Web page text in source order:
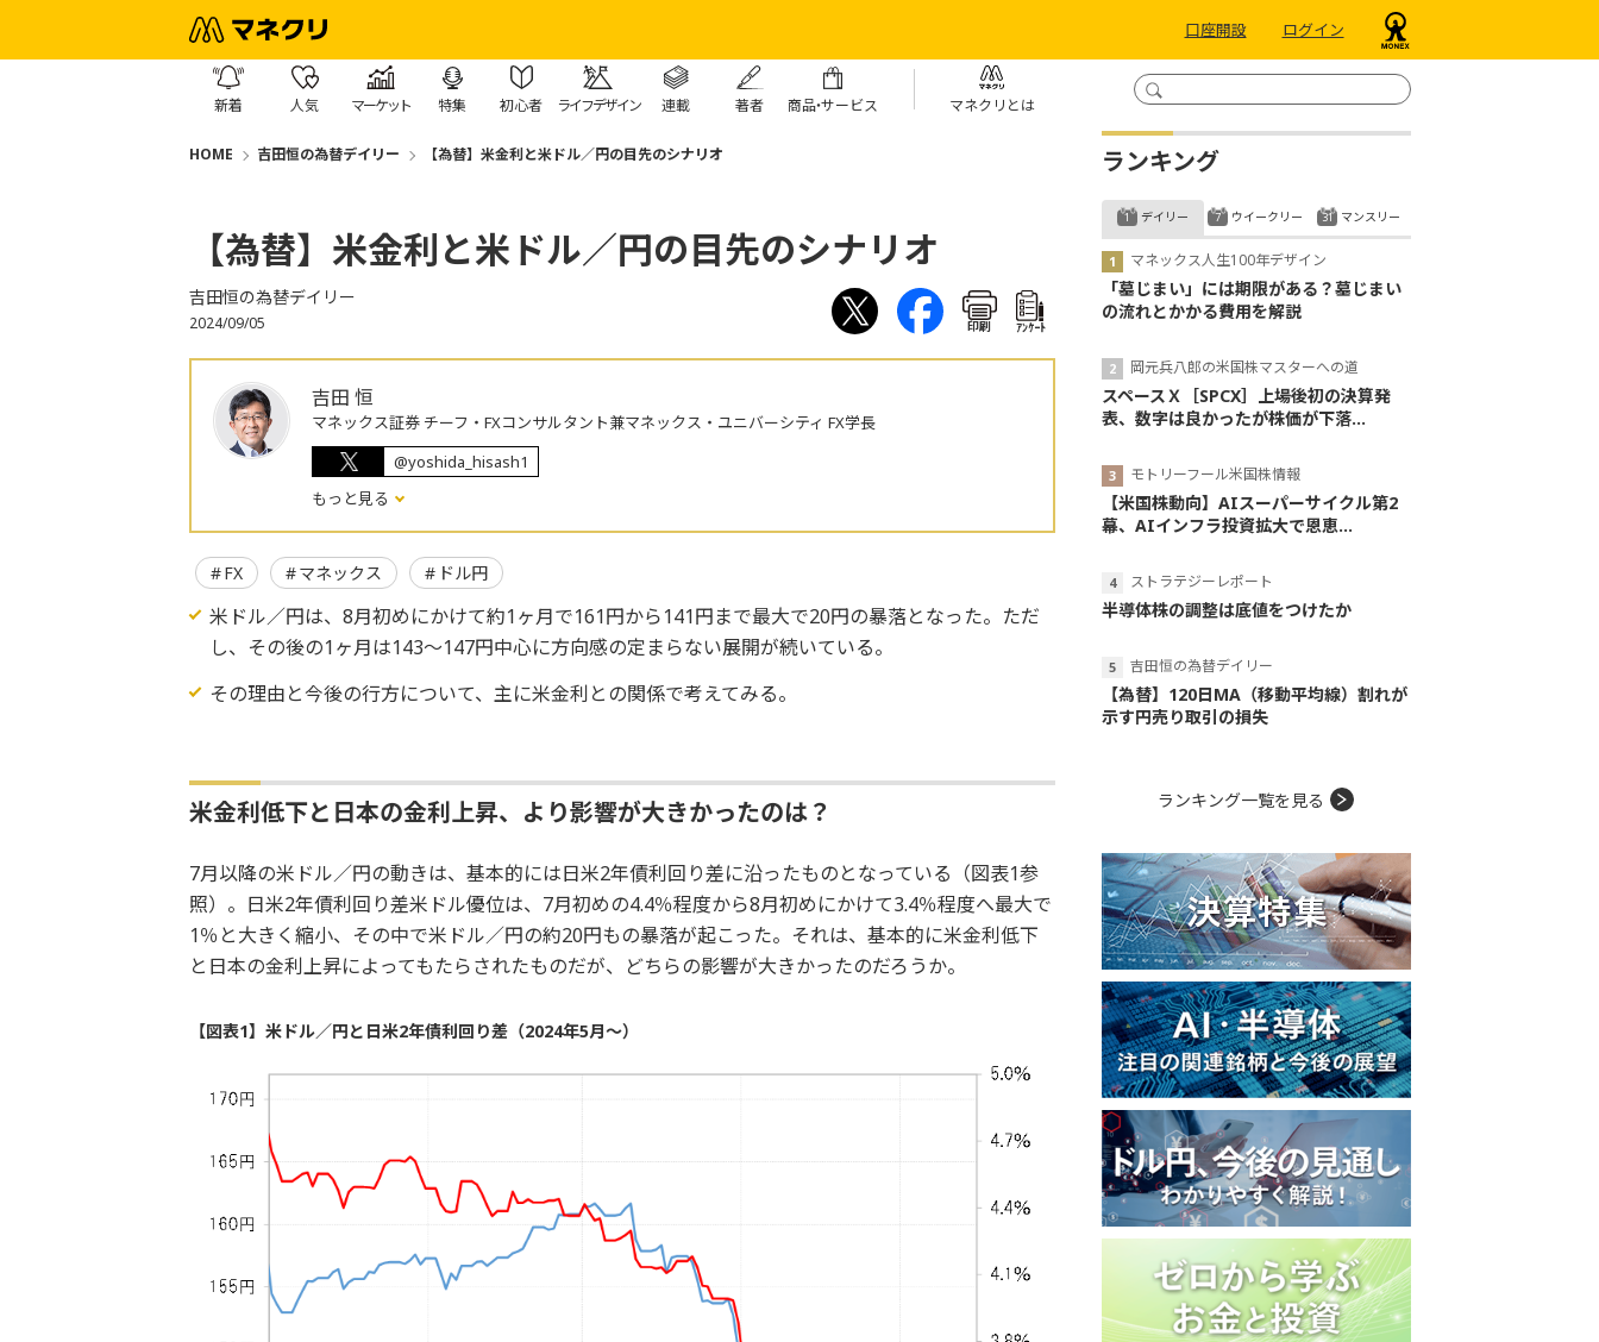
口座開設 ログイン
新着 人気 マーケット 特集 初心者 ライフデザイン 連載 著者 商品・サービス マネクリとは
HOME 吉田恒の為替デイリー 【為替】米金利と米ドル／円の目先のシナリオ
【為替】米金利と米ドル／円の目先のシナリオ
吉田恒の為替デイリー
2024/09/05 印刷 ｱﾝｹｰﾄ
吉田 恒
マネックス証券 チーフ・FXコンサルタント兼マネックス・ユニバーシティ FX学長
@yoshida_hisash1
もっと見る
FX マネックス ドル円
米ドル／円は、8月初めにかけて約1ヶ月で161円から141円まで最大で20円の暴落となった。ただ
し、その後の1ヶ月は143～147円中心に方向感の定まらない展開が続いている。
その理由と今後の行方について、主に米金利との関係で考えてみる。
米金利低下と日本の金利上昇、より影響が大きかったのは？
7月以降の米ドル／円の動きは、基本的には日米2年債利回り差に沿ったものとなっている（図表1参
照）。日米2年債利回り差米ドル優位は、7月初めの4.4％程度から8月初めにかけて3.4％程度へ最大で
1％と大きく縮小、その中で米ドル／円の約20円もの暴落が起こった。それは、基本的に米金利低下
と日本の金利上昇によってもたらされたものだが、どちらの影響が大きかったのだろうか。
【図表1】米ドル／円と日米2年債利回り差（2024年5月～）
ランキング
デイリー
マネックス人生100年デザイン
「墓じまい」には期限がある？墓じまい
の流れとかかる費用を解説
岡元兵八郎の米国株マスターへの道
スペースＸ［SPCX］上場後初の決算発
表、数字は良かったが株価が下落...
モトリーフール米国株情報
【米国株動向】AIスーパーサイクル第2
幕、AIインフラ投資拡大で恩恵...
ストラテジーレポート
半導体株の調整は底値をつけたか
吉田恒の為替デイリー
【為替】120日MA（移動平均線）割れが
示す円売り取引の損失
ウイークリー マンスリー
ランキング一覧を見る